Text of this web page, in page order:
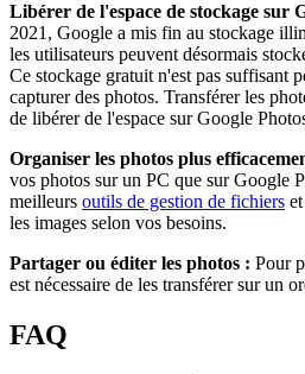
Libérer de l'espace de stockage sur
2021, Google a mis fin au stockage
les utilisateurs peuvent désormais
Ce stockage gratuit n'est pas suffisant
capturer des photos. Transférer les
de libérer de l'espace sur Google
Organiser les photos plus
vos photos sur un PC que sur Google
meilleurs outils de gestion de fichiers
les images selon vos besoins.
Partager ou éditer les photos : Pour
est nécessaire de les transférer sur un
FAQ